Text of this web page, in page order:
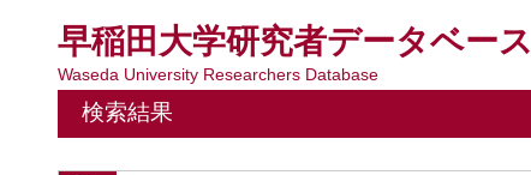
早稲田大学研究者データベース
Waseda University Researchers Database
検索結果